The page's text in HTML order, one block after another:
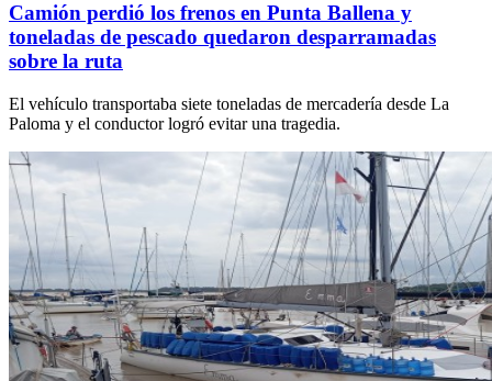
Camión perdió los frenos en Punta Ballena y
toneladas de pescado quedaron desparramadas
sobre la ruta
El vehículo transportaba siete toneladas de mercadería desde La
Paloma y el conductor logró evitar una tragedia.